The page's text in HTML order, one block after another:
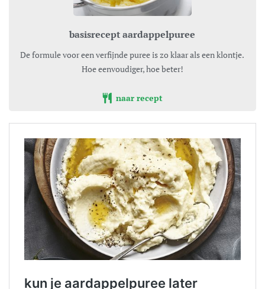
basisrecept aardappelpuree
De formule voor een verfijnde puree is zo klaar als een klontje.
Hoe eenvoudiger, hoe beter!
naar recept